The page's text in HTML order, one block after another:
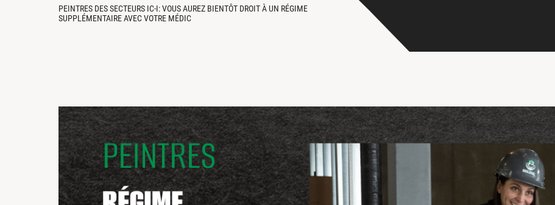
PEINTRES DES SECTEURS IC-I: VOUS AUREZ BIENTÔT DROIT À UN RÉGIME
SUPPLÉMENTAIRE AVEC VOTRE MÉDIC